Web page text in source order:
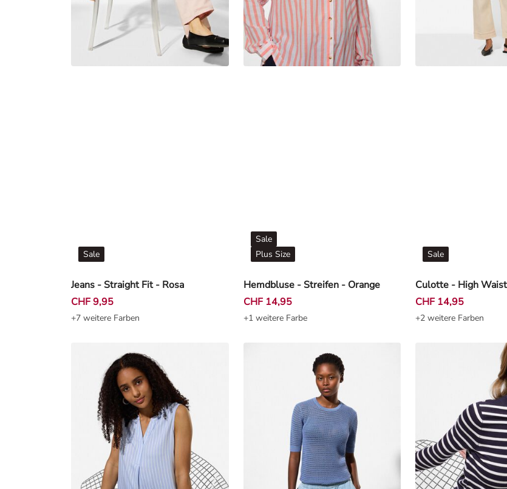
Jeans - Straight Fit - Rosa
Sale
CHF 9,95
+7 weitere Farben
Hemdbluse - Streifen - Orange
Sale
Plus Size
CHF 14,95
+1 weitere Farbe
Culotte - High
Sale
CHF 14,95
+2 weitere Farben